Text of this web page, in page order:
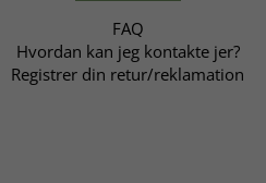
FAQ
Hvordan kan jeg kontakte jer?
Registrer din retur/reklamation